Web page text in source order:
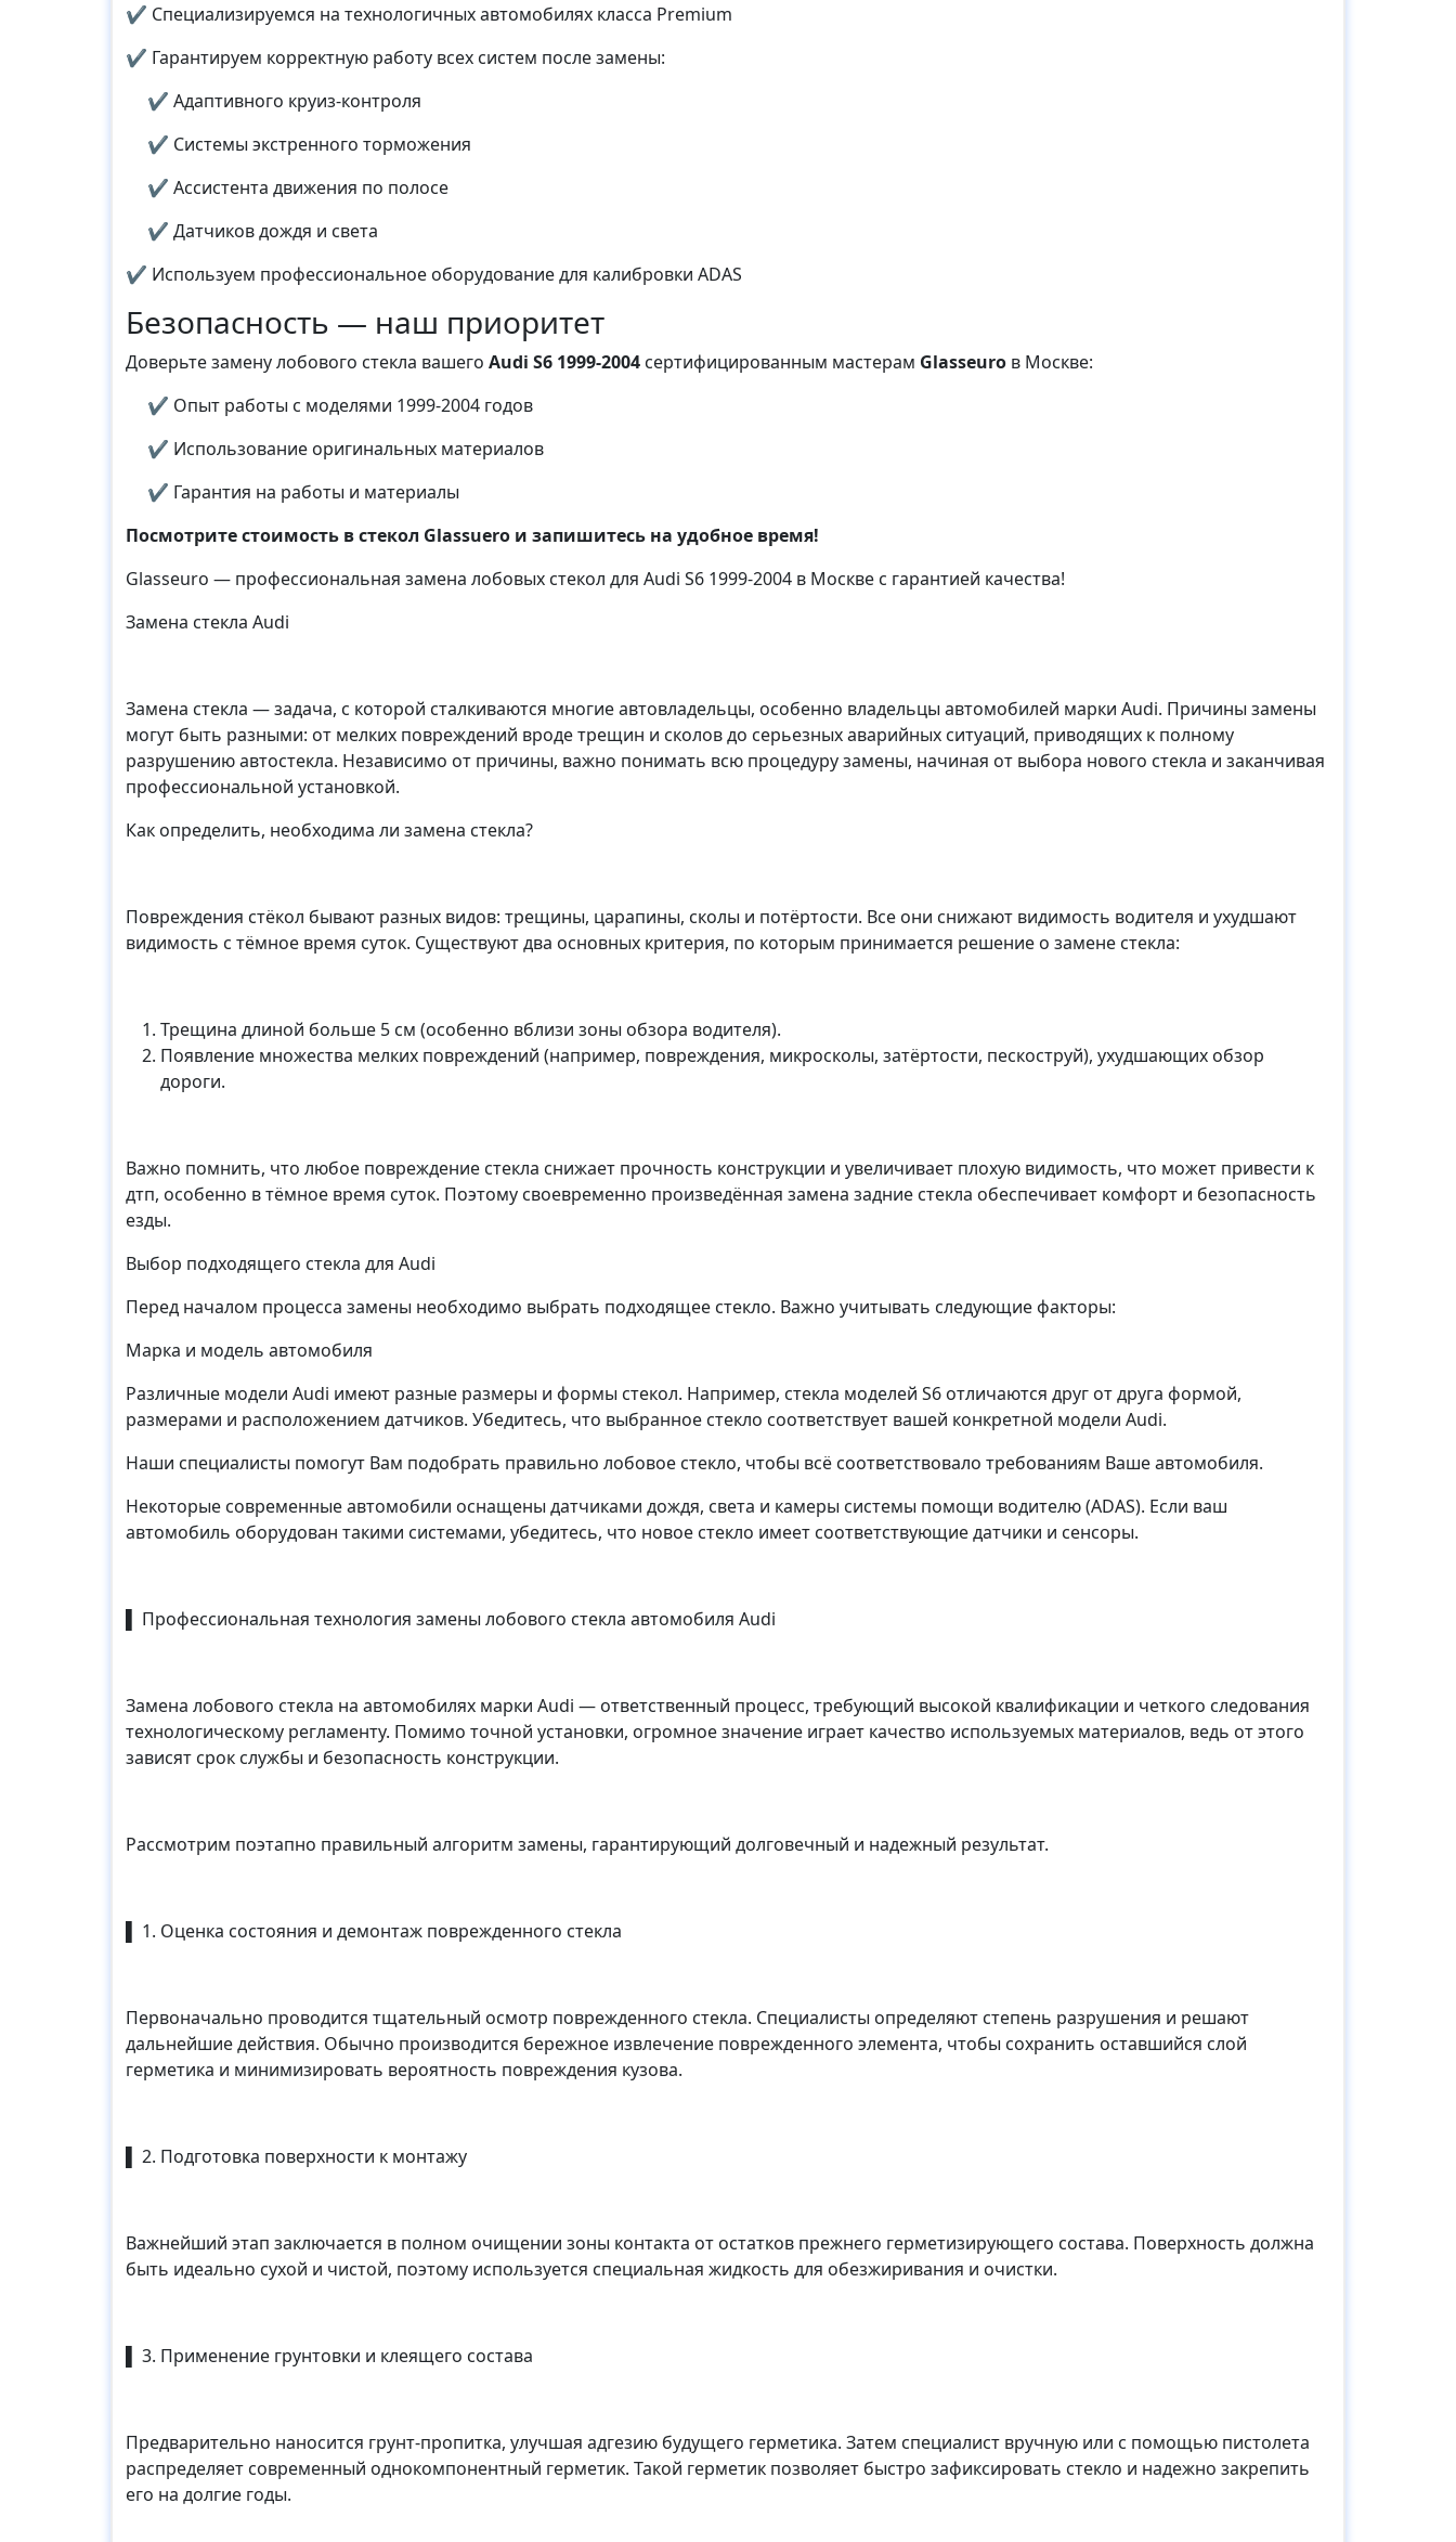
✔ Специализируемся на технологичных автомобилях класса Premium
✔ Гарантируем корректную работу всех систем после замены:
✔ Адаптивного круиз-контроля
✔ Системы экстренного торможения
✔ Ассистента движения по полосе
✔ Датчиков дождя и света
✔ Используем профессиональное оборудование для калибровки ADAS
Безопасность — наш приоритет
Доверьте замену лобового стекла вашего Audi S6 1999-2004 сертифицированным мастерам Glasseuro в Москве:
✔ Опыт работы с моделями 1999-2004 годов
✔ Использование оригинальных материалов
✔ Гарантия на работы и материалы
Посмотрите стоимость в стекол Glassuero и запишитесь на удобное время!
Glasseuro — профессиональная замена лобовых стекол для Audi S6 1999-2004 в Москве с гарантией качества!
Замена стекла Audi
Замена стекла — задача, с которой сталкиваются многие автовладельцы, особенно владельцы автомобилей марки Audi. Причины замены
могут быть разными: от мелких повреждений вроде трещин и сколов до серьезных аварийных ситуаций, приводящих к полному
разрушению автостекла. Независимо от причины, важно понимать всю процедуру замены, начиная от выбора нового стекла и заканчивая
профессиональной установкой.
Как определить, необходима ли замена стекла?
Повреждения стёкол бывают разных видов: трещины, царапины, сколы и потёртости. Все они снижают видимость водителя и ухудшают
видимость с тёмное время суток. Существуют два основных критерия, по которым принимается решение о замене стекла:
Трещина длиной больше 5 см (особенно вблизи зоны обзора водителя).
Появление множества мелких повреждений (например, повреждения, микросколы, затёртости, пескоструй), ухудшающих обзор
дороги.
Важно помнить, что любое повреждение стекла снижает прочность конструкции и увеличивает плохую видимость, что может привести к
дтп, особенно в тёмное время суток. Поэтому своевременно произведённая замена задние стекла обеспечивает комфорт и безопасность
езды.
Выбор подходящего стекла для Audi
Перед началом процесса замены необходимо выбрать подходящее стекло. Важно учитывать следующие факторы:
Марка и модель автомобиля
Различные модели Audi имеют разные размеры и формы стекол. Например, стекла моделей S6 отличаются друг от друга формой,
размерами и расположением датчиков. Убедитесь, что выбранное стекло соответствует вашей конкретной модели Audi.
Наши специалисты помогут Вам подобрать правильно лобовое стекло, чтобы всё соответствовало требованиям Ваше автомобиля.
Некоторые современные автомобили оснащены датчиками дождя, света и камеры системы помощи водителю (ADAS). Если ваш
автомобиль оборудован такими системами, убедитесь, что новое стекло имеет соответствующие датчики и сенсоры.
▌ Профессиональная технология замены лобового стекла автомобиля Audi
Замена лобового стекла на автомобилях марки Audi — ответственный процесс, требующий высокой квалификации и четкого следования
технологическому регламенту. Помимо точной установки, огромное значение играет качество используемых материалов, ведь от этого
зависят срок службы и безопасность конструкции.
Рассмотрим поэтапно правильный алгоритм замены, гарантирующий долговечный и надежный результат.
▌ 1. Оценка состояния и демонтаж поврежденного стекла
Первоначально проводится тщательный осмотр поврежденного стекла. Специалисты определяют степень разрушения и решают
дальнейшие действия. Обычно производится бережное извлечение поврежденного элемента, чтобы сохранить оставшийся слой
герметика и минимизировать вероятность повреждения кузова.
▌ 2. Подготовка поверхности к монтажу
Важнейший этап заключается в полном очищении зоны контакта от остатков прежнего герметизирующего состава. Поверхность должна
быть идеально сухой и чистой, поэтому используется специальная жидкость для обезжиривания и очистки.
▌ 3. Применение грунтовки и клеящего состава
Предварительно наносится грунт-пропитка, улучшая адгезию будущего герметика. Затем специалист вручную или с помощью пистолета
распределяет современный однокомпонентный герметик. Такой герметик позволяет быстро зафиксировать стекло и надежно закрепить
его на долгие годы.